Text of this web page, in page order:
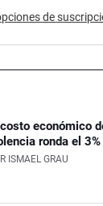
de
económico
ronda el
ISMAEL GRAU